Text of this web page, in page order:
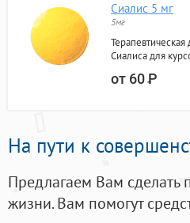
Сиалис 5 мг
5мг
Терапевтическая
Сиалиса для
от 60Р
На пути к
Предлагаем Вам
жизни. Вам помогут